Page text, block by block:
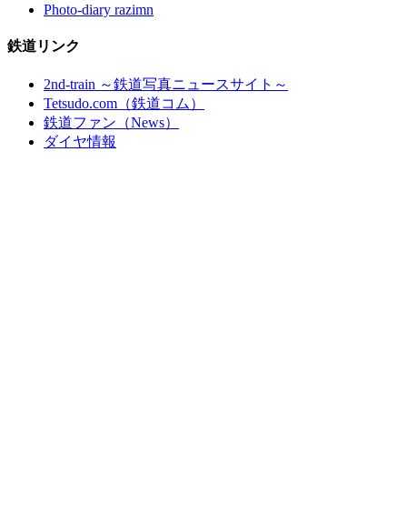
Photo-diary razimn
鉄道リンク
2nd-train ～鉄道写真ニュースサイト～
Tetsudo.com（鉄道コム）
鉄道ファン（News）
ダイヤ情報